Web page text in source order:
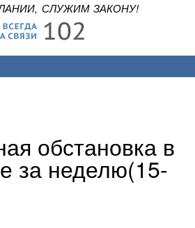
СЛУЖИМ ЗАКОНУ!
обстановка в
за неделю(15-